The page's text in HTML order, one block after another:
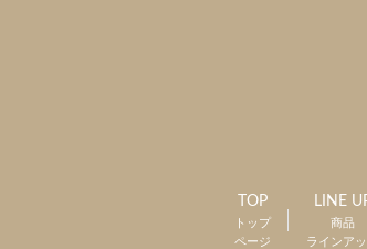
TOP
トップ
ページ
LINE
商品
ラインア